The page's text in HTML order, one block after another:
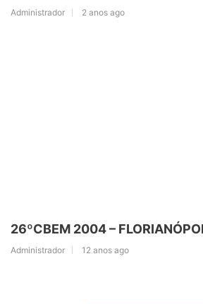
Administrador 2 anos ago
26ºCBEM 2004 –
Administrador 12 anos ago